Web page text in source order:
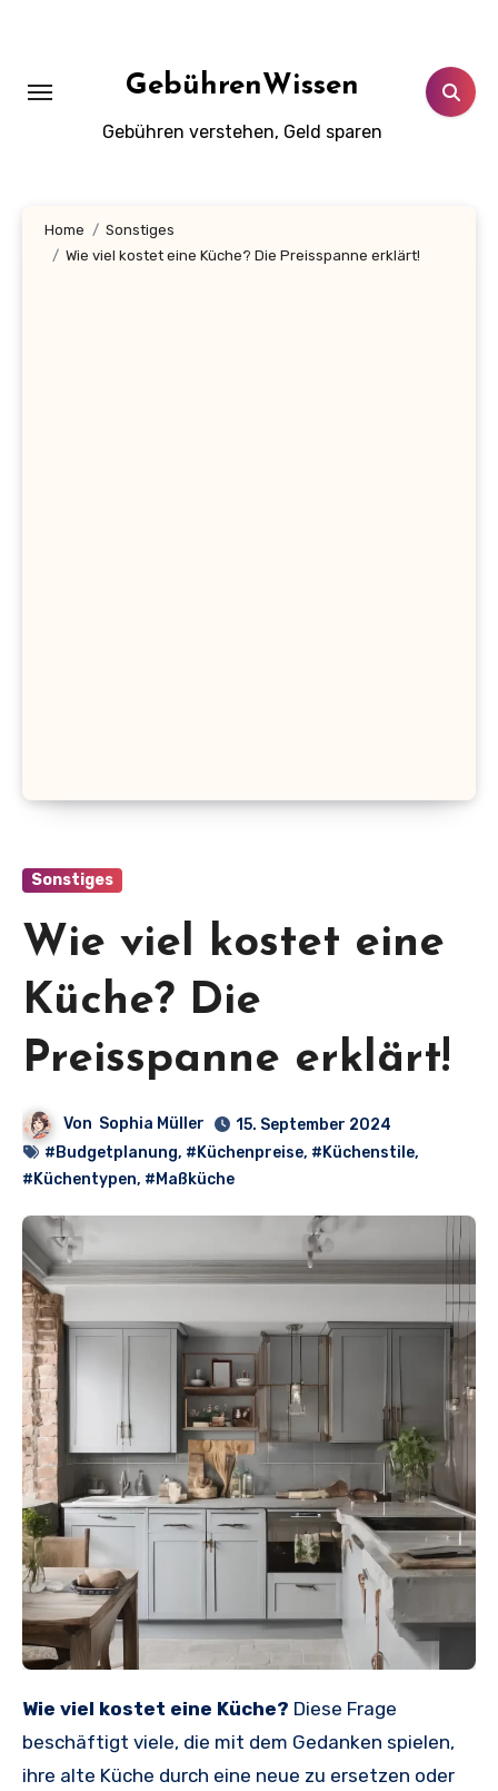
GebührenWissen
Gebühren verstehen, Geld sparen
Home
Sonstiges
Wie viel kostet eine Küche? Die Preisspanne erklärt!
Sonstiges
Wie viel kostet eine
Küche? Die
Preisspanne erklärt!
Von Sophia Müller
15. September 2024
#Budgetplanung, #Küchenpreise, #Küchenstile,
#Küchentypen, #Maßküche
Wie viel kostet eine Küche? Diese Frage
beschäftigt viele, die mit dem Gedanken spielen,
ihre alte Küche durch eine neue zu ersetzen oder